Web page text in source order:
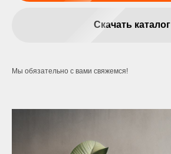
Скачать каталог
Мы обязательно с вами свяжемся!